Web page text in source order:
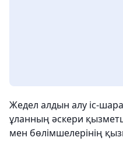
Жедел алдын алу іс-
ұланның әскери
мен бөлімшелерінің